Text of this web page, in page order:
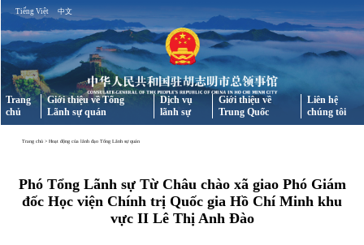
Tiếng Việt 中文
Trang
chủ
Giới thiệu về Tổng
Lãnh sự quán
Dịch vụ
lãnh sự
Giới thiệu về
Trung Quốc
Liên hệ
chúng tôi
Trang chủ > Hoạt động của lãnh đạo Tổng Lãnh sự quán
Phó Tổng Lãnh sự Từ Châu chào xã giao Phó Giám
đốc Học viện Chính trị Quốc gia Hồ Chí Minh khu
vực II Lê Thị Anh Đào